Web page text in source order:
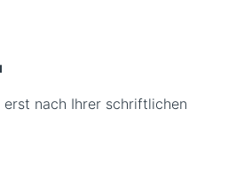
nach Ihrer schriftlichen